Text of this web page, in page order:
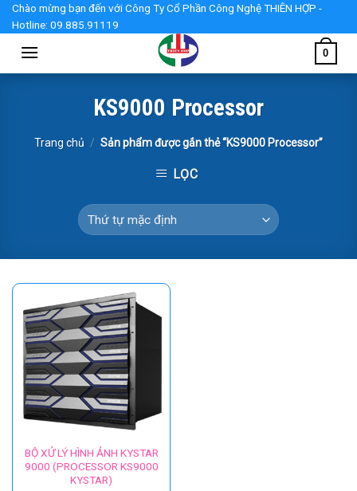
Skip
content
Chào mừng bạn đến với Công Ty Cổ Phần Công Nghệ THIÊN HỢP -
Hotline: 09.885.91119
0
KS9000 Processor
Trang chủ / Sản phẩm được gắn thẻ “KS9000 Processor”
LỌC
BỘ XỬ LÝ HÌNH ẢNH KYSTAR
9000 (PROCESSOR KS9000
KYSTAR)